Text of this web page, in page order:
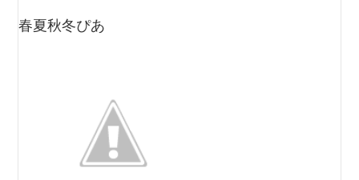
春夏秋冬ぴあ